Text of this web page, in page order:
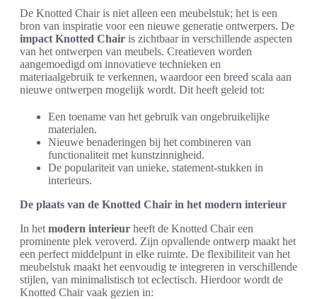
De Knotted Chair is niet alleen een meubelstuk; het is een
bron van inspiratie voor een nieuwe generatie ontwerpers. De
impact Knotted Chair is zichtbaar in verschillende aspecten
van het ontwerpen van meubels. Creatieven worden
aangemoedigd om innovatieve technieken en
materiaalgebruik te verkennen, waardoor een breed scala aan
nieuwe ontwerpen mogelijk wordt. Dit heeft geleid tot:
Een toename van het gebruik van ongebruikelijke
materialen.
Nieuwe benaderingen bij het combineren van
functionaliteit met kunstzinnigheid.
De populariteit van unieke, statement-stukken in
interieurs.
De plaats van de Knotted Chair in het modern interieur
In het modern interieur heeft de Knotted Chair een
prominente plek veroverd. Zijn opvallende ontwerp maakt het
een perfect middelpunt in elke ruimte. De flexibiliteit van het
meubelstuk maakt het eenvoudig te integreren in verschillende
stijlen, van minimalistisch tot eclectisch. Hierdoor wordt de
Knotted Chair vaak gezien in: